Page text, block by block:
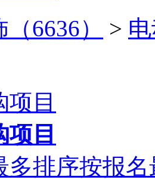
6636）
>
目
目
多排序按报